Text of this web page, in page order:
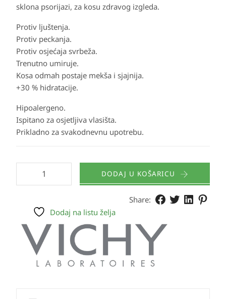
sklona psorijazi, za kosu zdravog izgleda.
Protiv ljuštenja.
Protiv peckanja.
Protiv osjećaja svrbeža.
Trenutno umiruje.
Kosa odmah postaje mekša i sjajnija.
+30 % hidratacije.
Hipoalergeno.
Ispitano za osjetljiva vlasišta.
Prikladno za svakodnevnu upotrebu.
DODAJ U KOŠARICU
Share:
Dodaj na listu želja